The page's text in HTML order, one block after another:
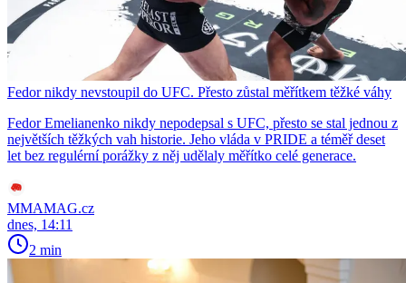
Fedor nikdy nevstoupil do UFC. Přesto zůstal měřítkem těžké váhy
Fedor Emelianenko nikdy nepodepsal s UFC, přesto se stal jednou z
největších těžkých vah historie. Jeho vláda v PRIDE a téměř deset
let bez regulérní porážky z něj udělaly měřítko celé generace.
MMAMAG.cz
dnes, 14:11
2 min